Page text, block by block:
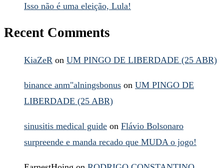
Isso não é uma eleição, Lula!
Recent Comments
KiaZeR on UM PINGO DE LIBERDADE (25 ABR)
binance anm"alningsbonus on UM PINGO DE
LIBERDADE (25 ABR)
sinusitis medical guide on Flávio Bolsonaro
surpreende e manda recado que MUDA o jogo!